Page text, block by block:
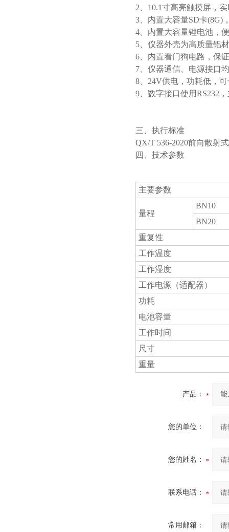
2、10.1寸高亮触摸屏，
3、内置大容量SD卡(8G)
4、内置大容量锂电池，
5、仪器外壳为高质量铝
6、内置看门狗电路，保
7、仪器通信、电源接口
8、24V供电，功耗低，
9、数字接口使用RS232
三、执行标准
QX/T 536-2020前向散射
四、技术参数
主要参数
量程
BN10
BN20
重复性
工作温度
工作湿度
工作电源（适配器）
功耗
电池容量
工作时间
尺寸
重量
产品：
您的单位：
您的姓名：
联系电话：
常用邮箱：